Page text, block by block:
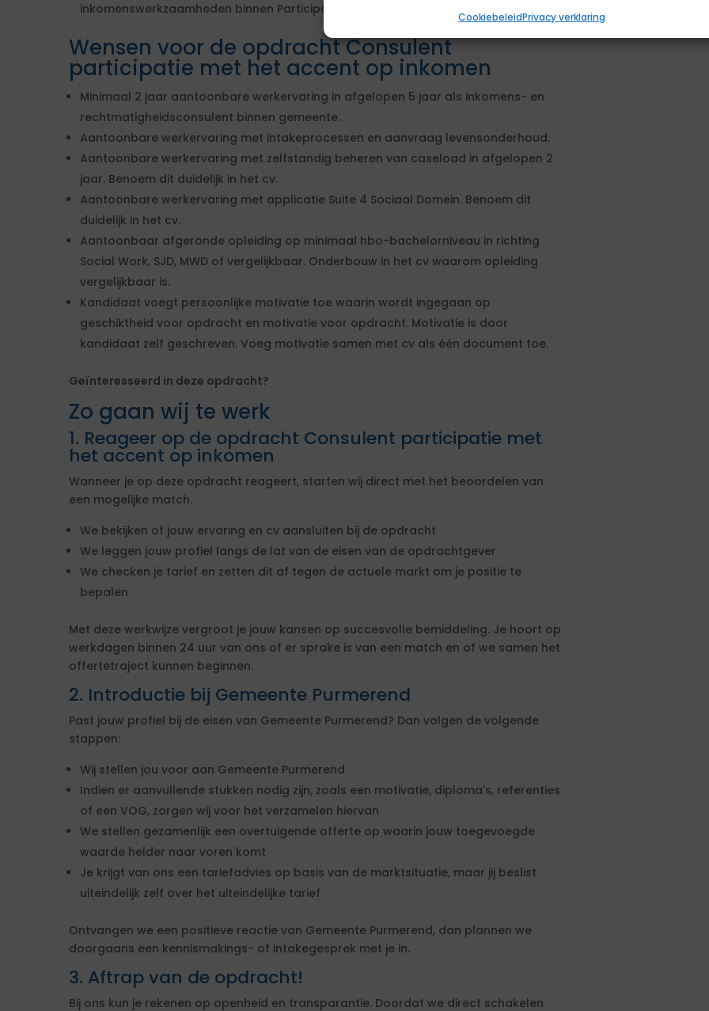
CookiebeleidPrivacy verklaring
inkomenswerkzaamheden binnen Participatiewet.
Wensen voor de opdracht Consulent
participatie met het accent op inkomen
Minimaal 2 jaar aantoonbare werkervaring in afgelopen 5 jaar als inkomens- en
rechtmatigheidsconsulent binnen gemeente.
Aantoonbare werkervaring met intakeprocessen en aanvraag levensonderhoud.
Aantoonbare werkervaring met zelfstandig beheren van caseload in afgelopen 2
jaar. Benoem dit duidelijk in het cv.
Aantoonbare werkervaring met applicatie Suite 4 Sociaal Domein. Benoem dit
duidelijk in het cv.
Aantoonbaar afgeronde opleiding op minimaal hbo-bachelorniveau in richting
Social Work, SJD, MWD of vergelijkbaar. Onderbouw in het cv waarom opleiding
vergelijkbaar is.
Kandidaat voegt persoonlijke motivatie toe waarin wordt ingegaan op
geschiktheid voor opdracht en motivatie voor opdracht. Motivatie is door
kandidaat zelf geschreven. Voeg motivatie samen met cv als één document toe.
Geïnteresseerd in deze opdracht?
Zo gaan wij te werk
1. Reageer op de opdracht Consulent participatie met
het accent op inkomen
Wanneer je op deze opdracht reageert, starten wij direct met het beoordelen van
een mogelijke match.
We bekijken of jouw ervaring en cv aansluiten bij de opdracht
We leggen jouw profiel langs de lat van de eisen van de opdrachtgever
We checken je tarief en zetten dit af tegen de actuele markt om je positie te
bepalen
Met deze werkwijze vergroot je jouw kansen op succesvolle bemiddeling. Je hoort op
werkdagen binnen 24 uur van ons of er sprake is van een match en of we samen het
offertetraject kunnen beginnen.
2. Introductie bij Gemeente Purmerend
Past jouw profiel bij de eisen van Gemeente Purmerend? Dan volgen de volgende
stappen:
Wij stellen jou voor aan Gemeente Purmerend
Indien er aanvullende stukken nodig zijn, zoals een motivatie, diploma's, referenties
of een VOG, zorgen wij voor het verzamelen hiervan
We stellen gezamenlijk een overtuigende offerte op waarin jouw toegevoegde
waarde helder naar voren komt
Je krijgt van ons een tariefadvies op basis van de marktsituatie, maar jij beslist
uiteindelijk zelf over het uiteindelijke tarief
Ontvangen we een positieve reactie van Gemeente Purmerend, dan plannen we
doorgaans een kennismakings- of intakegesprek met je in.
3. Aftrap van de opdracht!
Bij ons kun je rekenen op openheid en transparantie. Doordat we direct schakelen